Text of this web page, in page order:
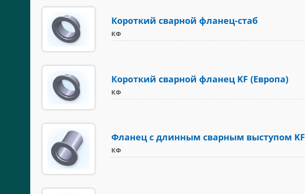
Короткий сварной фланец-стаб
КФ
Короткий сварной фланец KF (Европа)
КФ
Фланец с длинным сварным выступом KF
КФ